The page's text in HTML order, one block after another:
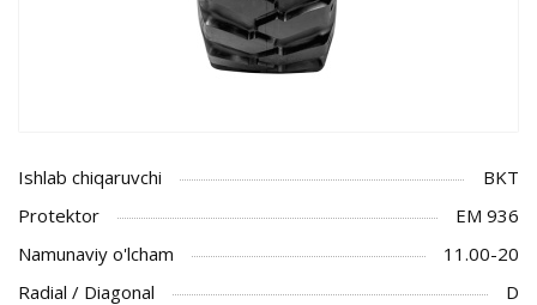
Ishlab chiqaruvchi
BKT
Protektor
EM 936
Namunaviy o'lcham
11.00-20
Radial / Diagonal
D